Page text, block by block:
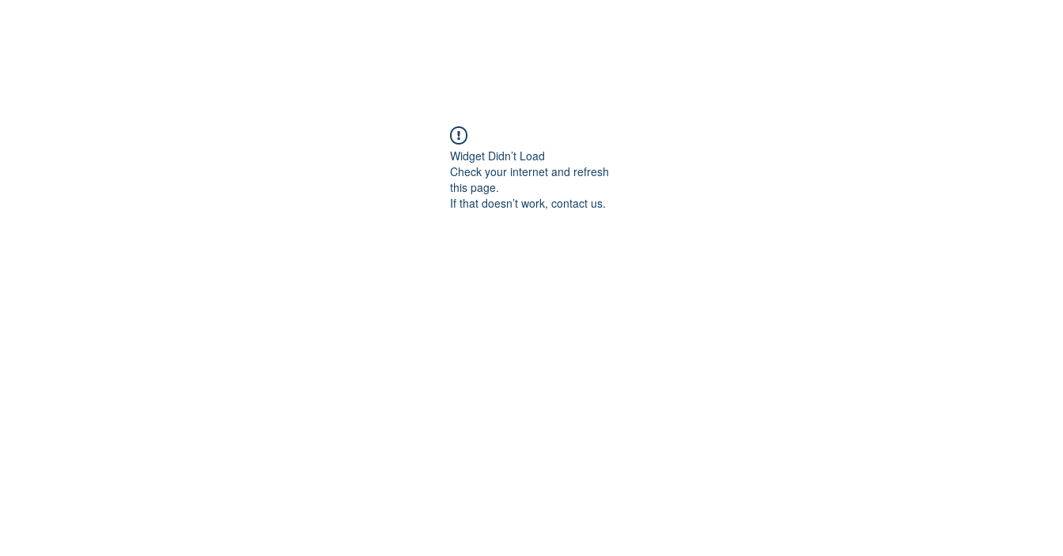
Widget Didn’t Load
Check your internet and refresh
this page.
If that doesn’t work, contact us.